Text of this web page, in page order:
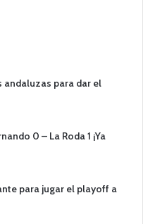
para dar el
0 – La Roda 1 ¡Ya
para jugar el playoff a